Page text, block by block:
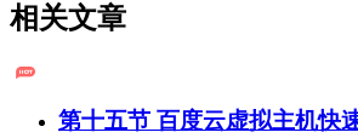
相关文章
第十五节 百度云虚拟主机快